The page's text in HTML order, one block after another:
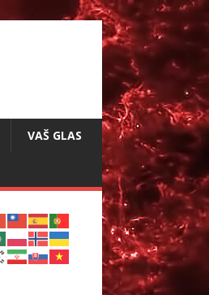
VAŠ GLAS